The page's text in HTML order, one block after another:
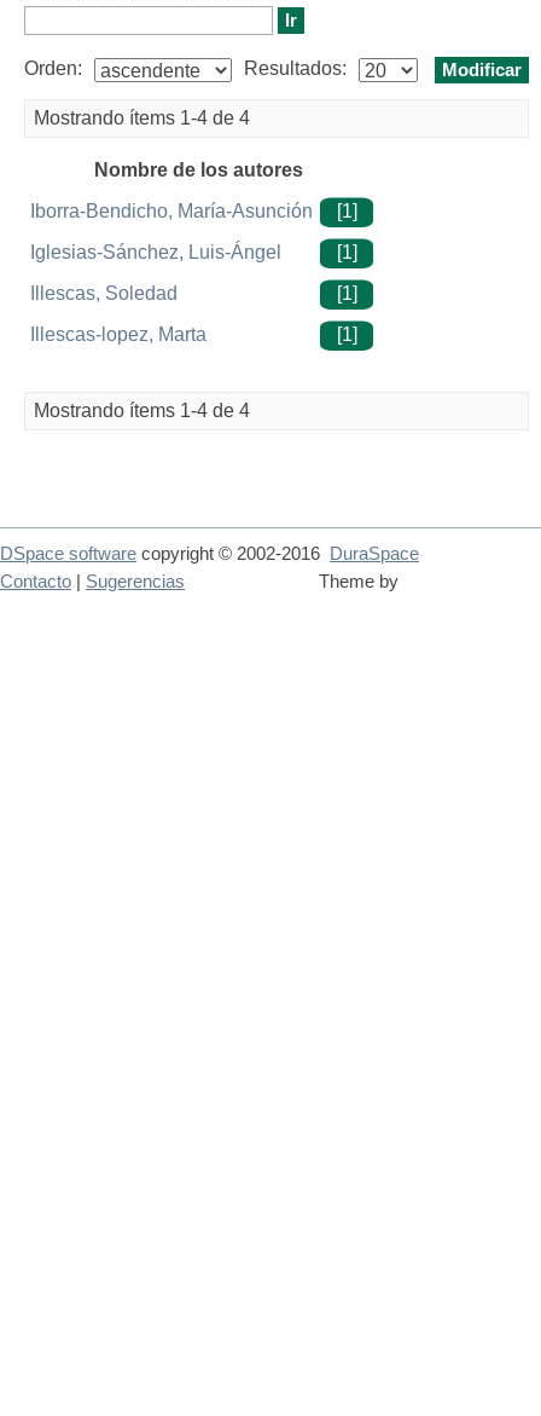
Orden: Resultados:
Mostrando ítems 1-4 de 4
Nombre de los autores
Iborra-Bendicho, María-Asunción
[1]
Iglesias-Sánchez, Luis-Ángel
[1]
Illescas, Soledad
[1]
Illescas-lopez, Marta
[1]
Mostrando ítems 1-4 de 4
DSpace software copyright © 2002-2016
DuraSpace
Theme by
Contacto Sugerencias